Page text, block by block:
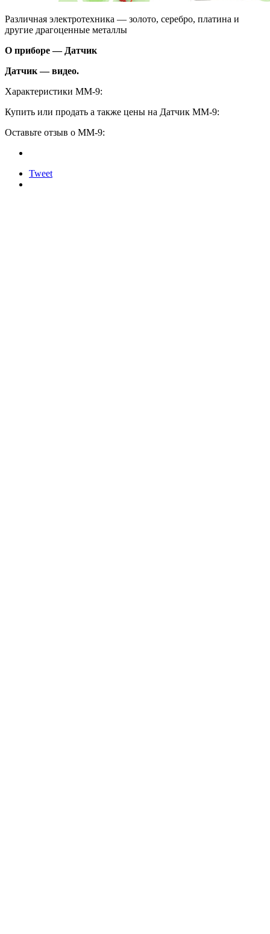
Различная электротехника — золото, серебро, платина и
другие драгоценные металлы
О приборе — Датчик
Датчик — видео.
Характеристики ММ-9:
Купить или продать а также цены на Датчик ММ-9:
Оставьте отзыв о ММ-9:
Tweet